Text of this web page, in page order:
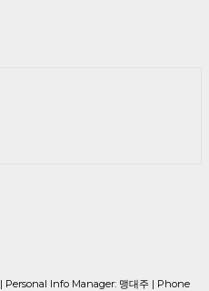
Personal Info Manager: 맹대주 | Phone